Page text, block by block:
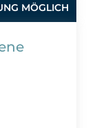
MÖGLICH